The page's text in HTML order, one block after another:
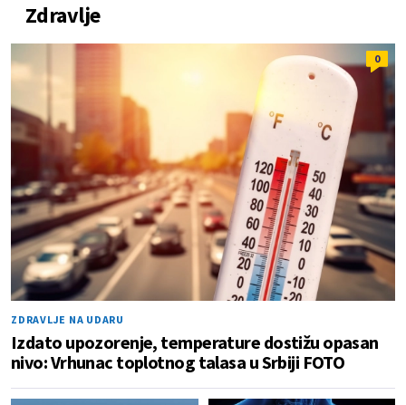
Zdravlje
0
ZDRAVLJE NA UDARU
Izdato upozorenje, temperature dostižu opasan
nivo: Vrhunac toplotnog talasa u Srbiji FOTO